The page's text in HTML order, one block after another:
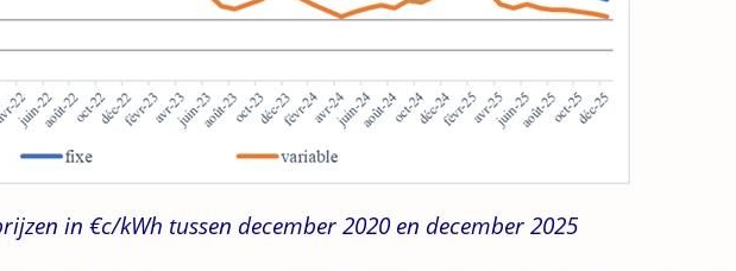
in €c/kWh tussen december 2020 en december 2025